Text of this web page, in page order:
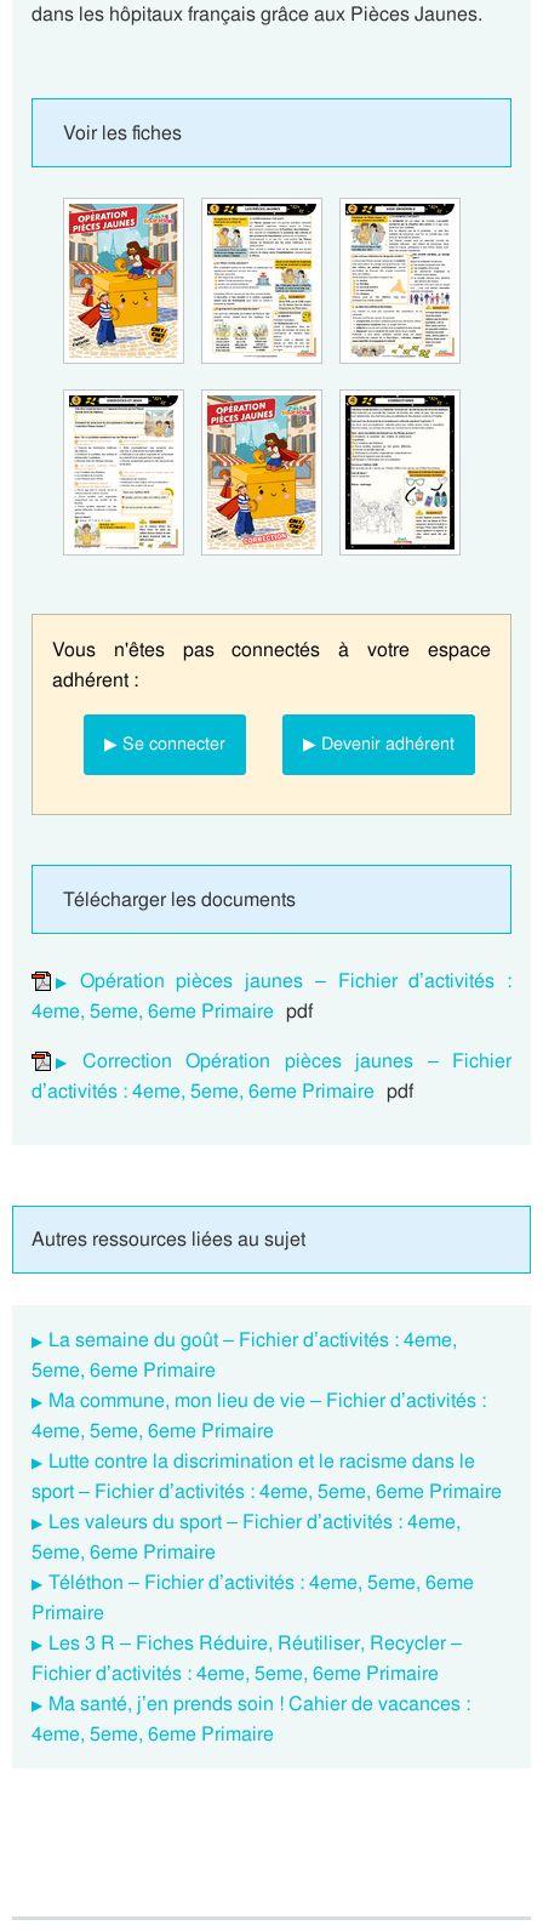
dans les hôpitaux français grâce aux Pièces Jaunes.
Voir les fiches
Vous n'êtes pas connectés à votre espace
adhérent :
▶ Se connecter ▶ Devenir adhérent
Télécharger les documents
Opération pièces jaunes – Fichier d’activités :
4eme, 5eme, 6eme Primaire pdf
Correction Opération pièces jaunes – Fichier
d’activités : 4eme, 5eme, 6eme Primaire pdf
Autres ressources liées au sujet
La semaine du goût – Fichier d’activités : 4eme,
5eme, 6eme Primaire
Ma commune, mon lieu de vie – Fichier d’activités :
4eme, 5eme, 6eme Primaire
Lutte contre la discrimination et le racisme dans le
sport – Fichier d’activités : 4eme, 5eme, 6eme Primaire
Les valeurs du sport – Fichier d’activités : 4eme,
5eme, 6eme Primaire
Téléthon – Fichier d’activités : 4eme, 5eme, 6eme
Primaire
Les 3 R – Fiches Réduire, Réutiliser, Recycler –
Fichier d’activités : 4eme, 5eme, 6eme Primaire
Ma santé, j’en prends soin ! Cahier de vacances :
4eme, 5eme, 6eme Primaire